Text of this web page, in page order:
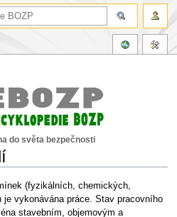
do světa bezpečnosti
(fyzikálních, chemických,
je vykonávána práce. Stav pracovního
stavebním, objemovým a